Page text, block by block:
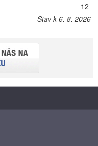
12
Stav k 6. 8. 2026